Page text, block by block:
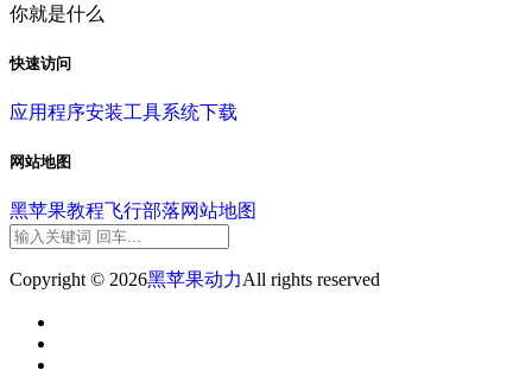
你就是什么
快速访问
应用程序安装工具系统下载
网站地图
黑苹果教程飞行部落网站地图
Copyright © 2026黑苹果动力All rights reserved